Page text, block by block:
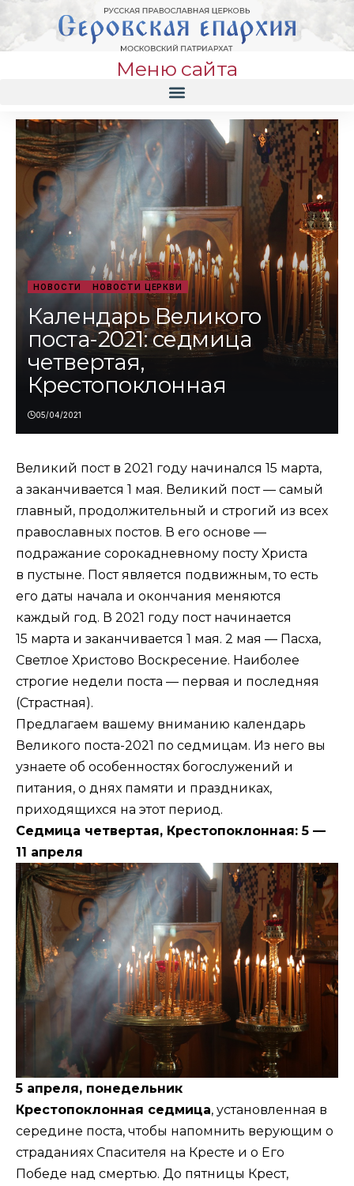
Меню сайта
НОВОСТИ НОВОСТИ ЦЕРКВИ
Календарь Великого
поста-2021: седмица
четвертая,
Крестопоклонная
05/04/2021
Великий пост в 2021 году начинался 15 марта,
а заканчивается 1 мая. Великий пост — самый
главный, продолжительный и строгий из всех
православных постов. В его основе —
подражание сорокадневному посту Христа
в пустыне. Пост является подвижным, то есть
его даты начала и окончания меняются
каждый год. В 2021 году пост начинается
15 марта и заканчивается 1 мая. 2 мая — Пасха,
Светлое Христово Воскресение. Наиболее
строгие недели поста — первая и последняя
(Страстная).
Предлагаем вашему вниманию календарь
Великого поста-2021 по седмицам. Из него вы
узнаете об особенностях богослужений и
питания, о днях памяти и праздниках,
приходящихся на этот период.
Седмица четвертая, Крестопоклонная: 5 —
11 апреля
5 апреля, понедельник
Крестопоклонная седмица, установленная в
середине поста, чтобы напомнить верующим о
страданиях Спасителя на Кресте и о Его
Победе над смертью. До пятницы Крест,